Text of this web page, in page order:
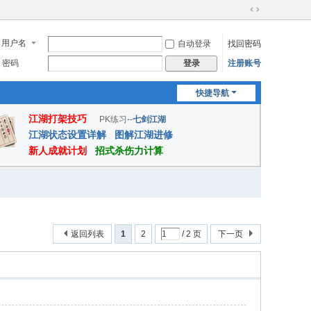
切
到
宽
用户名 自动登录
找回密码
密码
登录 注册账号
快捷导航
江湖打架技巧 PK练习--七剑江湖
江湖状态设置详解
图解江湖进修
新人成就计划
招式杀伤力计算
1 2 / 2 页 下一页
返回列表